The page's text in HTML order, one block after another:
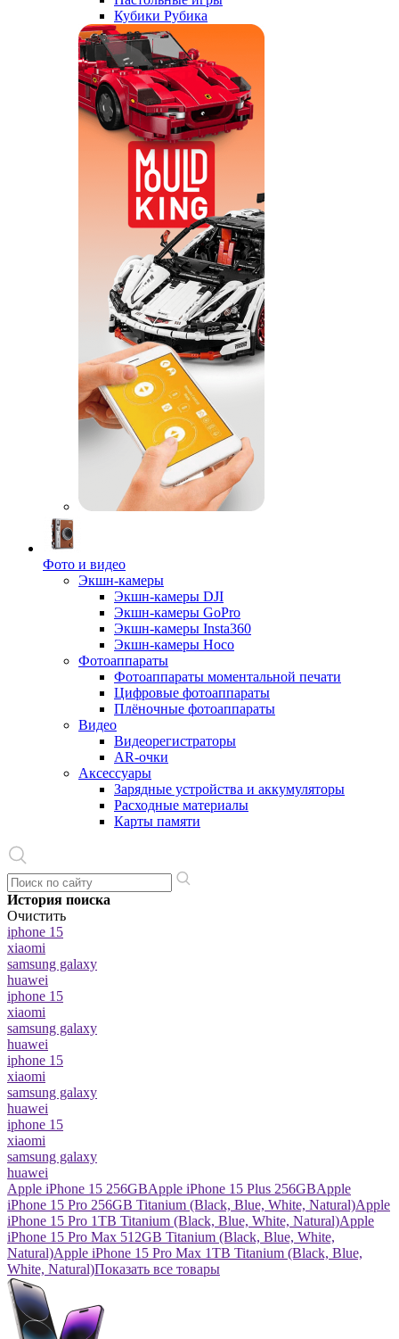
Кубики Рубика
Фото и видео
Экшн-камеры
Экшн-камеры DJI
Экшн-камеры GoPro
Экшн-камеры Insta360
Экшн-камеры Hoco
Фотоаппараты
Фотоаппараты моментальной печати
Цифровые фотоаппараты
Плёночные фотоаппараты
Видео
Видеорегистраторы
AR-очки
Аксессуары
Зарядные устройства и аккумуляторы
Расходные материалы
Карты памяти
История поиска
Очистить
iphone 15
xiaomi
samsung galaxy
huawei
iphone 15
xiaomi
samsung galaxy
huawei
iphone 15
xiaomi
samsung galaxy
huawei
iphone 15
xiaomi
samsung galaxy
huawei
Apple iPhone 15 256GBApple iPhone 15 Plus 256GBApple
iPhone 15 Pro 256GB Titanium (Black, Blue, White, Natural)Apple
iPhone 15 Pro 1TB Titanium (Black, Blue, White, Natural)Apple
iPhone 15 Pro Max 512GB Titanium (Black, Blue, White,
Natural)Apple iPhone 15 Pro Max 1TB Titanium (Black, Blue,
White, Natural)Показать все товары